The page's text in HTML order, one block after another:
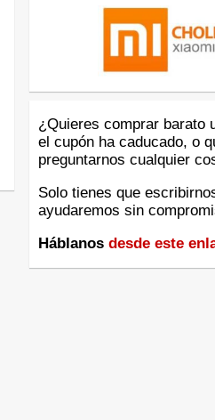
¿Quieres comprar barato
el cupón ha caducado, o
preguntarnos cualquier
Solo tienes que
ayudaremos sin
Háblanos desde este